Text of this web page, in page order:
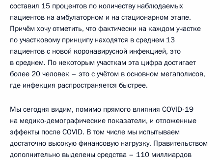
составил 15 процентов по количеству наблюдаемых
пациентов на амбулаторном и на стационарном этапе.
Причём хочу отметить, что фактически на каждом участке
по участковому принципу находятся в среднем 13
пациентов с новой коронавирусной инфекцией, это
в среднем. По некоторым участкам эта цифра достигает
более 20 человек – это с учётом в основном мегаполисов,
где инфекция распространяется быстрее.
Мы сегодня видим, помимо прямого влияния COVID-19
на медико-демографические показатели, и отложенные
эффекты после COVID. В том числе мы испытываем
достаточно высокую финансовую нагрузку. Правительством
дополнительно выделены средства – 110 миллиардов